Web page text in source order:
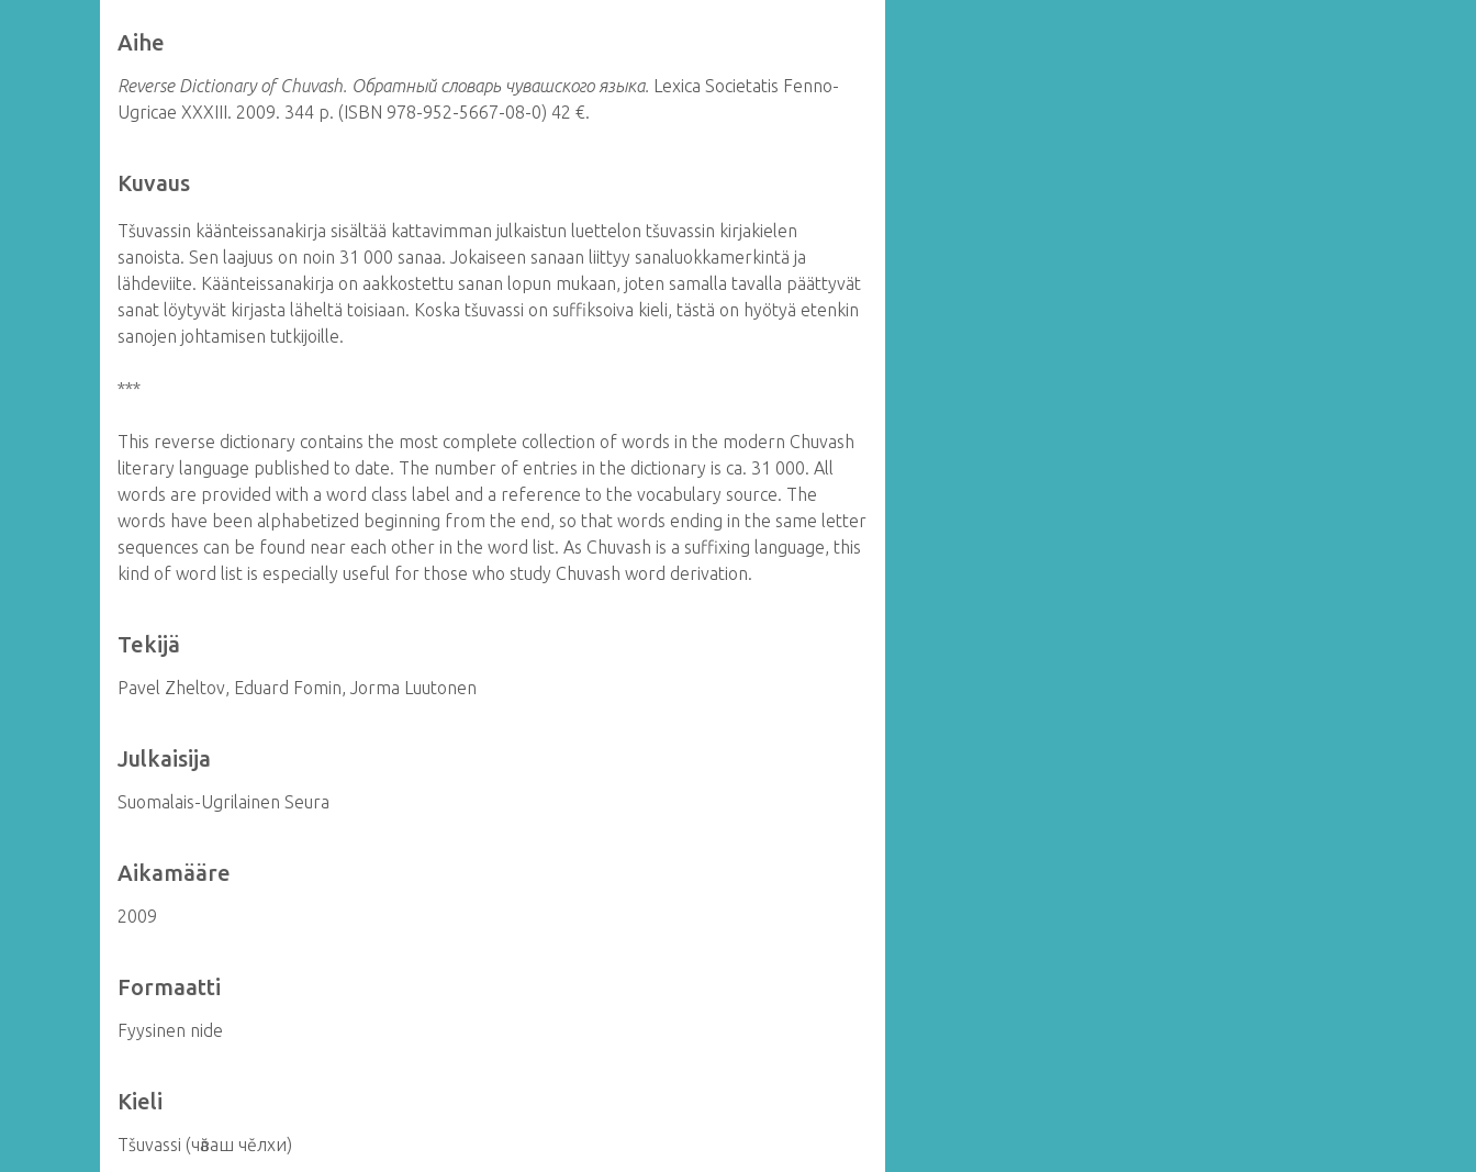
Aihe
Reverse Dictionary of Chuvash. Обратный словарь чувашского языка. LexicaSocietatis Fenno-
Ugricae XXXIII. 2009. 344 p. (ISBN 978-952-5667-08-0) 42 €.
Kuvaus
Tšuvassin käänteissanakirja sisältää kattavimman julkaistun luettelon tšuvassin kirjakielen
sanoista. Sen laajuus on noin 31 000 sanaa. Jokaiseen sanaan liittyy sanaluokkamerkintä ja
lähdeviite. Käänteissanakirja on aakkostettu sanan lopun mukaan, joten samalla tavalla päättyvät
sanat löytyvät kirjasta läheltä toisiaan. Koska tšuvassi on suffiksoiva kieli, tästä on hyötyä etenkin
sanojen johtamisen tutkijoille.
***
This reverse dictionary contains the most complete collection of words in the modern Chuvash
literary language published to date. The number of entries in the dictionary is ca. 31 000. All
words are provided with a word class label and a reference to the vocabulary source. The
words have been alphabetized beginning from the end, so that words ending in the same letter
sequences can be found near each other in the word list. As Chuvash is a suffixing language, this
kind of word list is especially useful for those who study Chuvash word derivation.
Tekijä
Pavel Zheltov, Eduard Fomin, Jorma Luutonen
Julkaisija
Suomalais-Ugrilainen Seura
Aikamääre
2009
Formaatti
Fyysinen nide
Kieli
Tšuvassi (чӑваш чĕлхи)